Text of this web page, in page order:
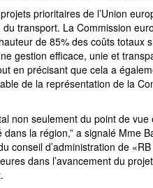
prioritaires de l’Union
du transport. La Commission
de 85% des coûts totaux
gestion efficace, unie et
en précisant que cela a
de la représentation de la
non seulement du point de
la région,” a signalé Mme
conseil d’administration de
dans l’avancement du